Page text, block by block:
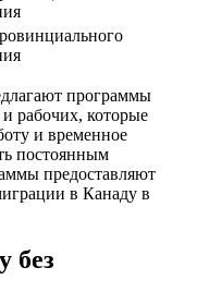
программы
рабочих, которые
и временное
постоянным
предоставляют
в Канаду в
без